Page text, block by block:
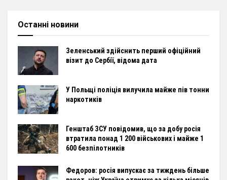
Останні новини
Зеленський здійснить перший офіційний
візит до Сербії, відома дата
У Польщі поліція вилучила майже пів тонни
наркотиків
Генштаб ЗСУ повідомив, що за добу росія
втратила понад 1 200 військових і майже 1
600 безпілотників
Федоров: росія випускає за тиждень більше